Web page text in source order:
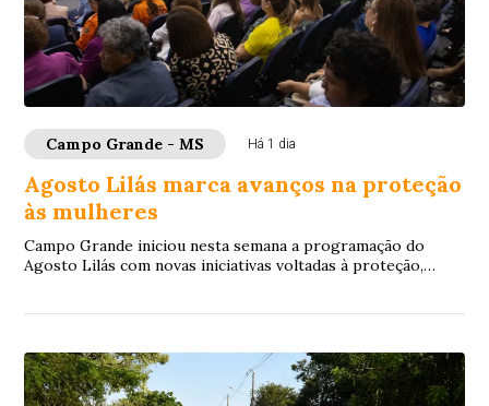
Campo Grande - MS Há 1 dia
Agosto Lilás marca avanços na proteção
às mulheres
Campo Grande iniciou nesta semana a programação do
Agosto Lilás com novas iniciativas voltadas à proteção,